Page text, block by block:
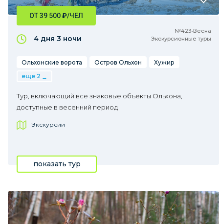
№423•Весна
Экскурсионные туры
ОТ 39 500₽/ЧЕЛ
4 дня 3 ночи
Ольхонские ворота Остров Ольхон
Хужир
еще 2
Тур, включающий все знаковые объекты Ольхона,
доступные в весенний период
Экскурсии
показать тур